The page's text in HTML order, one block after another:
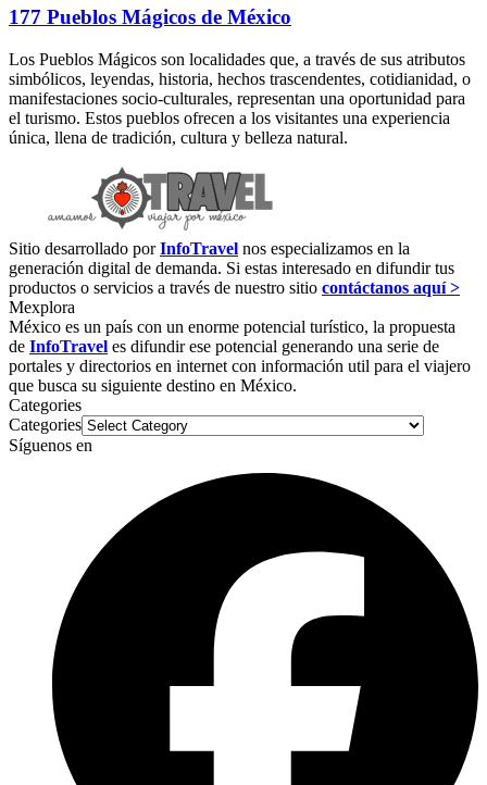
177 Pueblos Mágicos de México
Los Pueblos Mágicos son localidades que, a través de sus atributos
simbólicos, leyendas, historia, hechos trascendentes, cotidianidad, o
manifestaciones socio-culturales, representan una oportunidad para
el turismo. Estos pueblos ofrecen a los visitantes una experiencia
única, llena de tradición, cultura y belleza natural.
Sitio desarrollado porInfoTravel nos especializamos en la
generación digital de demanda. Si estas interesado en difundir tus
productos o servicios a través de nuestro sitio contáctanos aquí >
Mexplora
México es un país con un enorme potencial turístico, la propuesta
de InfoTravel es difundir ese potencial generando una serie de
portales y directorios en internet con información util para el viajero
que busca su siguiente destino en México.
Categories
Categories
Síguenos en